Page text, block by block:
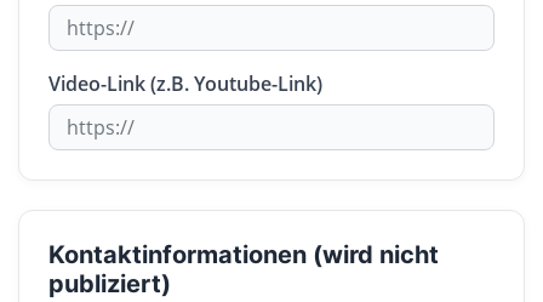
Video-Link (z.B. Youtube-Link)
Kontaktinformationen (wird nicht
publiziert)